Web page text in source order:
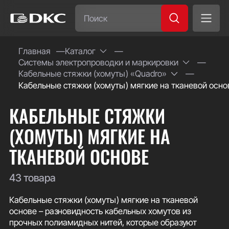
Главная
Каталог
Системы электропроводки и маркировки
Кабельные стяжки (хомуты) «Quadro»
Кабельные стяжки (хомуты) мягкие на тканевой
КАБЕЛЬНЫЕ СТЯЖКИ
(ХОМУТЫ) МЯГКИЕ НА
ТКАНЕВОЙ ОСНОВЕ
43 товара
Кабельные стяжки (хомуты) мягкие на тканевой
основе – разновидность кабельных хомутов из
прочных полиамидных нитей, которые образуют
Часто ищут:
Специсполнение